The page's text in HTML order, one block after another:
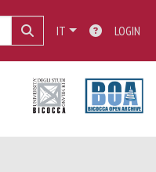
IT LOGIN